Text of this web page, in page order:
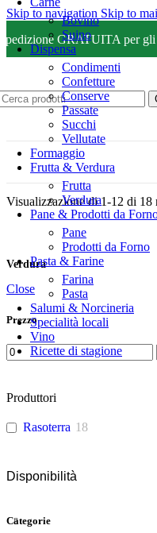
Skip to navigation Skip to
GRATUITA per gli
Bovino
Suino
Dispensa
Condimenti
Confetture
Conserve
Passate
Succhi
Vellutate
Formaggio
Frutta & Verdura
Frutta
Verdura
Pane & Prodotti da
Pane
Prodotti da Forno
Pasta & Farine
Farina
Pasta
Salumi & Norcineria
Specialità locali
Vino
Ricette di stagione
Home/ Prodotti/ Frutta &
Visualizzazione di 1-12 di 18
Verdura
Close
Prezzo
Prezzo
Min
Produttori
Rasoterra 18
Disponibilità
Categorie